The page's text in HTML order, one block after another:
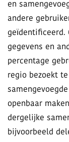
en
andere
geïdentificeerd.
gegevens en
percentage
regio bezoekt
openbaar
dergelijke
bijvoorbeeld